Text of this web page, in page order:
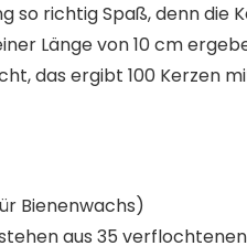
richtig Spaß, denn die
Länge von 10 cm
das ergibt 100 Kerzen
Bienenwachs)
aus 35